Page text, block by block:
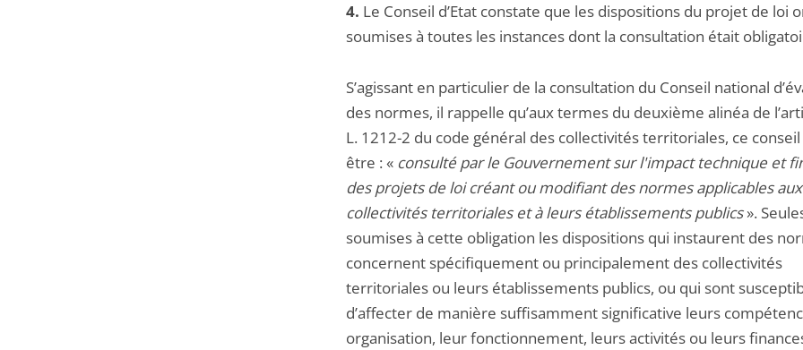
4. Le Conseil d’Etat constate que les dispositions du projet de loi
soumises à toutes les instances dont la consultation était
S’agissant en particulier de la consultation du Conseil national
des normes, il rappelle qu’aux termes du deuxième alinéa de
L. 1212-2 du code général des collectivités territoriales, ce
être : « consulté par le Gouvernement sur l'impact technique et
des projets de loi créant ou modifiant des normes applicables aux
collectivités territoriales et à leurs établissements publics».
soumises à cette obligation les dispositions qui instaurent des
concernent spécifiquement ou principalement des collectivités
territoriales ou leurs établissements publics, ou qui sont
d’affecter de manière suffisamment significative leurs
organisation, leur fonctionnement, leurs activités ou leurs